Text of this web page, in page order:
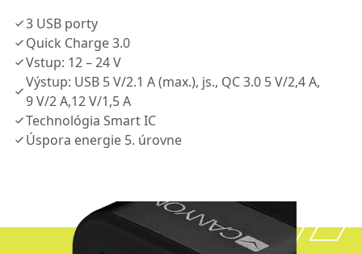
3 USB porty
Quick Charge 3.0
Vstup: 12 – 24 V
Výstup: USB 5 V/2.1 A (max.), js., QC 3.0 5 V/2,4 A,
9 V/2 A,12 V/1,5 A
Technológia Smart IC
Úspora energie 5. úrovne